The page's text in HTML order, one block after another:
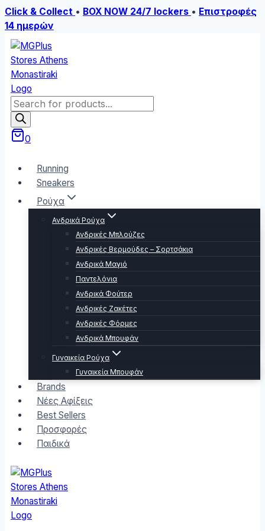
Click & Collect • BOX NOW 24/7 lockers • Επιστροφές
14 ημερών
Skip
to
content
Products
search
0
Running
Sneakers
Ρούχα
Ανδρικά Ρούχα
Ανδρικές Μπλούζες
Ανδρικές Βερμούδες – Σορτσάκια
Ανδρικά Μαγιό
Παντελόνια
Ανδρικά Φούτερ
Ανδρικές Ζακέτες
Ανδρικές Φόρμες
Ανδρικά Μπουφάν
Γυναικεία Ρούχα
Γυναικεία Μπουφάν
Brands
Νέες Αφίξεις
Best Sellers
Προσφορές
Παιδικά